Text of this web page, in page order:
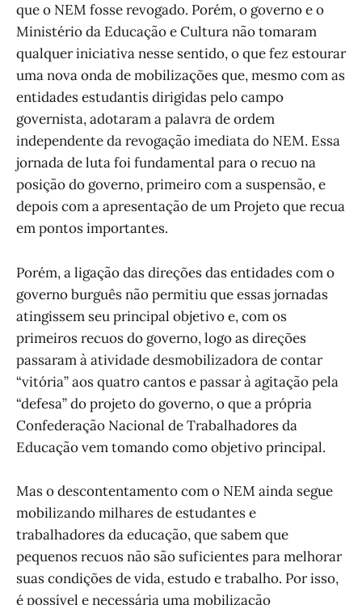
que o NEM fosse revogado. Porém, o governo e o
Ministério da Educação e Cultura não tomaram
qualquer iniciativa nesse sentido, o que fez estourar
uma nova onda de mobilizações que, mesmo com as
entidades estudantis dirigidas pelo campo
governista, adotaram a palavra de ordem
independente da revogação imediata do NEM. Essa
jornada de luta foi fundamental para o recuo na
posição do governo, primeiro com a suspensão, e
depois com a apresentação de um Projeto que recua
em pontos importantes.
Porém, a ligação das direções das entidades com o
governo burguês não permitiu que essas jornadas
atingissem seu principal objetivo e, com os
primeiros recuos do governo, logo as direções
passaram à atividade desmobilizadora de contar
“vitória” aos quatro cantos e passar à agitação pela
“defesa” do projeto do governo, o que a própria
Confederação Nacional de Trabalhadores da
Educação vem tomando como objetivo principal.
Mas o descontentamento com o NEM ainda segue
mobilizando milhares de estudantes e
trabalhadores da educação, que sabem que
pequenos recuos não são suficientes para melhorar
suas condições de vida, estudo e trabalho. Por isso,
é possível e necessária uma mobilização